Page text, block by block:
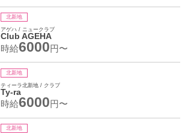
北新地
アゲハ / ニュークラブ
Club AGEHA
時給6000円〜
北新地
ティーラ北新地 / クラブ
Ty-ra
時給6000円〜
北新地